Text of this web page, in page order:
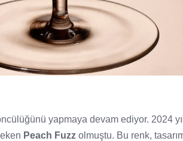
yapmaya devam ediyor. 2024
Peach Fuzz olmuştu. Bu renk,